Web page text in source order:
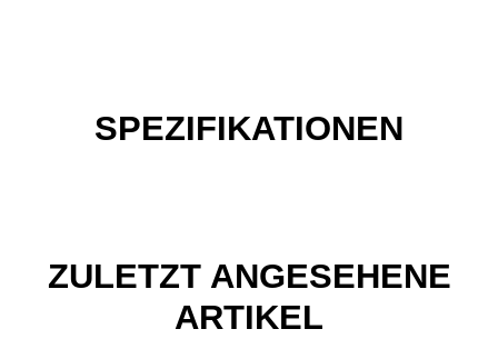
SPEZIFIKATIONEN
ZULETZT ANGESEHENE
ARTIKEL